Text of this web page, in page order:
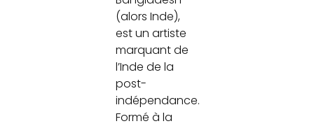
(alors Inde),
est un artiste
marquant de
l’Inde de la
post-
indépendance.
Formé à la